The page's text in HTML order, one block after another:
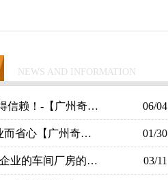
NEWS AND INFORMATION
信赖！-【广州奇 06/04
而省心【广州奇 01/30
业的车间厂房的防 03/11